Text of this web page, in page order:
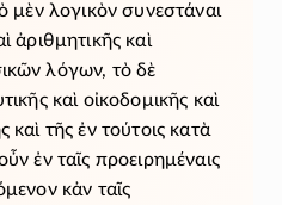
μὲν λογικὸν συνεστάναι
ἀριθμητικῆς καὶ
λόγων, τὸ δὲ
καὶ οἰκοδομικῆς καὶ
καὶ τῆς ἐν τούτοις κατὰ
ἐν ταῖς προειρημέναις
κἀν ταῖς